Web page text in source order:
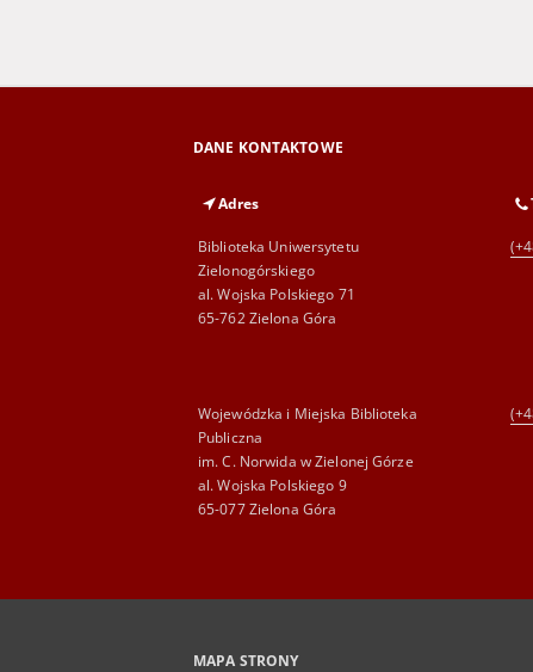
DANE KONTAKTOWE
Adres
Biblioteka Uniwersytetu
Zielonogórskiego
al. Wojska Polskiego 71
65-762 Zielona Góra
Wojewódzka i Miejska Biblioteka
Publiczna
im. C. Norwida w Zielonej Górze
al. Wojska Polskiego 9
65-077 Zielona Góra
MAPA STRONY